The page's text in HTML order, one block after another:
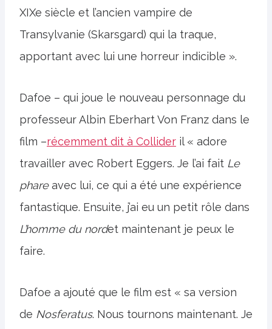
XIXe siècle et l’ancien vampire de
Transylvanie (Skarsgard) qui la traque,
apportant avec lui une horreur indicible ».
Dafoe – qui joue le nouveau personnage du
professeur Albin Eberhart Von Franz dans le
film –récemment dit à Collider il « adore
travailler avec Robert Eggers. Je l’ai fait Le
phareavec lui, ce qui a été une expérience
fantastique. Ensuite, j’ai eu un petit rôle dans
L’homme du nordet maintenant je peux le
faire.
Dafoe a ajouté que le film est « sa version
de Nosferatus. Nous tournons maintenant. Je